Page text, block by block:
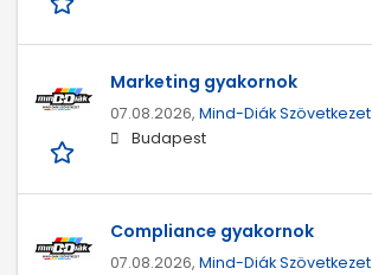
Marketing gyakornok
07.08.2026, Mind-Diák Szövetkezet
Budapest
Compliance gyakornok
07.08.2026, Mind-Diák Szövetkezet